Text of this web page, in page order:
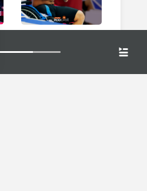
"สมชาย ดวงแก้ว"